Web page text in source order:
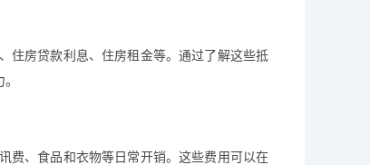
住房贷款利息、住房租金等。通过了解这些抵
费、食品和衣物等日常开销。这些费用可以在